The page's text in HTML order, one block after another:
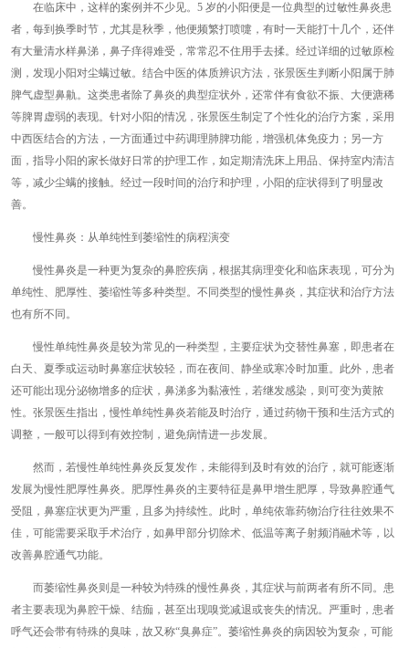
在临床中，这样的案例并不少见。5 岁的小阳便是一位典型的过敏性鼻炎患
者，每到换季时节，尤其是秋季，他便频繁打喷嚏，有时一天能打十几个，还伴
有大量清水样鼻涕，鼻子痒得难受，常常忍不住用手去揉。经过详细的过敏原检
测，发现小阳对尘螨过敏。结合中医的体质辨识方法，张景医生判断小阳属于肺
脾气虚型鼻鼽。这类患者除了鼻炎的典型症状外，还常伴有食欲不振、大便溏稀
等脾胃虚弱的表现。针对小阳的情况，张景医生制定了个性化的治疗方案，采用
中西医结合的方法，一方面通过中药调理肺脾功能，增强机体免疫力；另一方
面，指导小阳的家长做好日常的护理工作，如定期清洗床上用品、保持室内清洁
等，减少尘螨的接触。经过一段时间的治疗和护理，小阳的症状得到了明显改
善。
慢性鼻炎：从单纯性到萎缩性的病程演变
慢性鼻炎是一种更为复杂的鼻腔疾病，根据其病理变化和临床表现，可分为
单纯性、肥厚性、萎缩性等多种类型。不同类型的慢性鼻炎，其症状和治疗方法
也有所不同。
慢性单纯性鼻炎是较为常见的一种类型，主要症状为交替性鼻塞，即患者在
白天、夏季或运动时鼻塞症状较轻，而在夜间、静坐或寒冷时加重。此外，患者
还可能出现分泌物增多的症状，鼻涕多为黏液性，若继发感染，则可变为黄脓
性。张景医生指出，慢性单纯性鼻炎若能及时治疗，通过药物干预和生活方式的
调整，一般可以得到有效控制，避免病情进一步发展。
然而，若慢性单纯性鼻炎反复发作，未能得到及时有效的治疗，就可能逐渐
发展为慢性肥厚性鼻炎。肥厚性鼻炎的主要特征是鼻甲增生肥厚，导致鼻腔通气
受阻，鼻塞症状更为严重，且多为持续性。此时，单纯依靠药物治疗往往效果不
佳，可能需要采取手术治疗，如鼻甲部分切除术、低温等离子射频消融术等，以
改善鼻腔通气功能。
而萎缩性鼻炎则是一种较为特殊的慢性鼻炎，其症状与前两者有所不同。患
者主要表现为鼻腔干燥、结痂，甚至出现嗅觉减退或丧失的情况。严重时，患者
呼气还会带有特殊的臭味，故又称“臭鼻症”。萎缩性鼻炎的病因较为复杂，可能